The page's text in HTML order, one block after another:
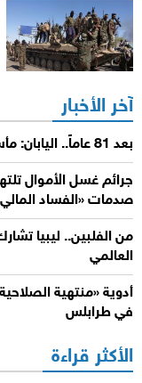
آخر الأخبار
بعد 81 عاماً.. اليابان: مأساة «هيروشيما» يجب ألا تتكرر
جرائم غسل الأموال
صدمات «الفساد
من الفلبين.. ليبيا
العالمي
أدوية «منتهية
في طرابلس
الأكثر قراءة